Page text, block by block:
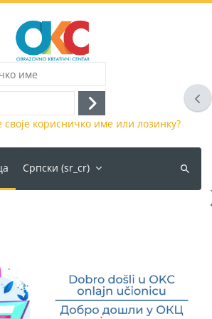
Пријава
своје корисничко име или лозинку?
Српски ‎(sr_cr)‎
курсеве